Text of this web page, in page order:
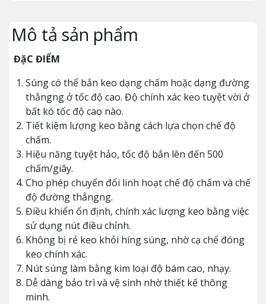
Mô tả sản phẩm
ĐặC ĐIỂM
Súng có thể bắn keo dạng chấm hoặc dạng đường
thẳngng ở tốc độ cao. Độ chính xác keo tuyệt vời ở
bất kó tốc độ cao nào.
Tiết kiệm lượng keo bằng cách lựa chọn chế độ
chấm.
Hiệu năng tuyệt hảo, tốc độ bắn lên đến 500
chấm/giây.
Cho phép chuyển đổi linh hoạt chế độ chấm và chế
độ đường thẳngng.
Điều khiển ổn định, chính xác lượng keo bằng việc
sử dụng nút điều chỉnh.
Không bị rẻ keo khỏi híng súng, nhờ cạ chế đóng
keo chính xác.
Nút súng làm bằng kim loại độ bám cao, nhạy.
Dễ dàng bảo trì và vệ sinh nhờ thiết kế thông
minh.